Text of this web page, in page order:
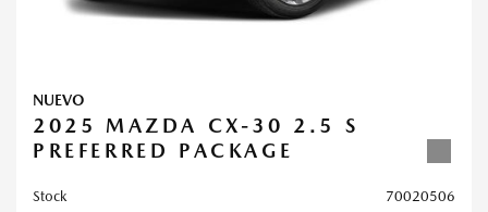
NUEVO
2025 MAZDA CX-30 2.5 S
PREFERRED PACKAGE
Stock
70020506